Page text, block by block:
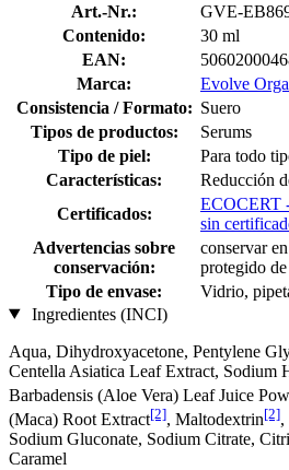
Art.-Nr.:
GVE-
Contenido:
30 ml
EAN:
Marca:
Evolve
Consistencia / Formato: Suero
Tipos de productos:
Serums
Tipo de piel:
Para todo
Características:
Reducción
Certificados:
ECOCERT
sin
Advertencias sobre
conservación:
conservar
protegido
Tipo de envase:
Vidrio,
Ingredientes (INCI)
Aqua, Dihydroxyacetone, Pentylene
Centella Asiatica Leaf Extract, Sodium
Barbadensis (Aloe Vera) Leaf Juice
(Maca) Root Extract[2], Maltodextrin[2],
Sodium Gluconate, Sodium Citrate,
Caramel